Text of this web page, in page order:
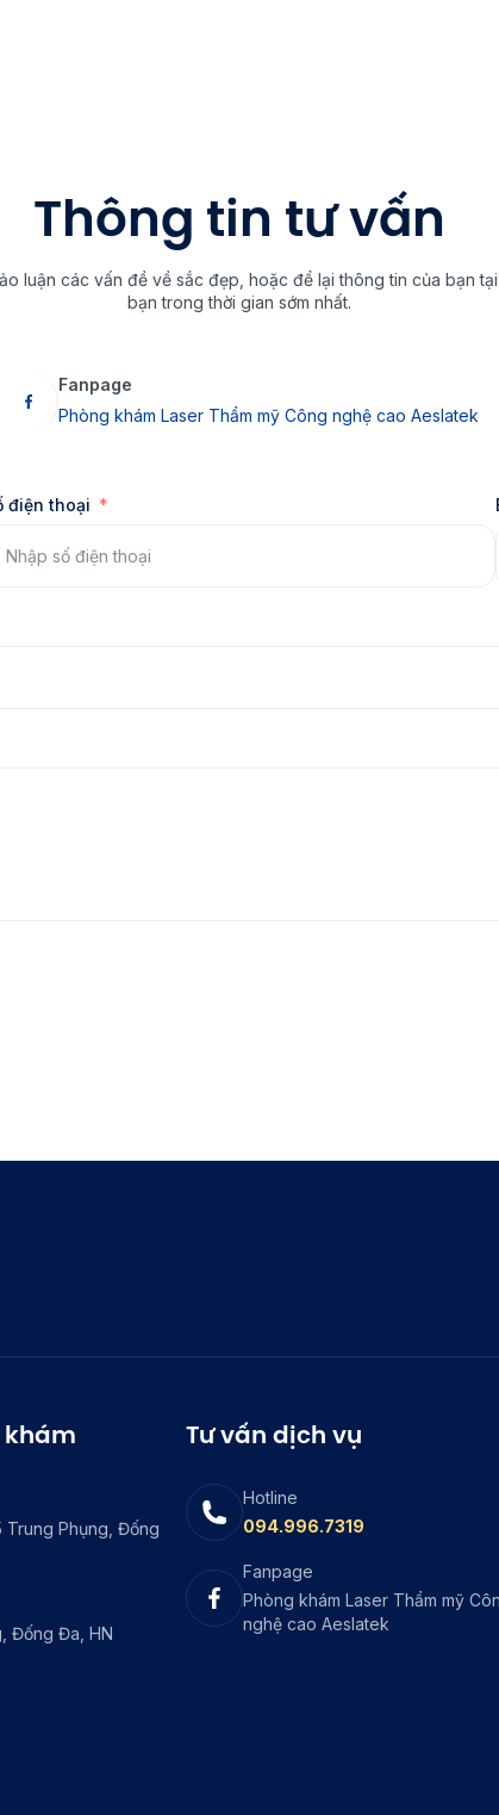
Thông tin tư vấn
luận các vấn đề về sắc đẹp, hoặc để lại thông tin của bạn
bạn trong thời gian sớm nhất.
Fanpage
Phòng khám Laser Thẩm mỹ Công nghệ cao Aeslatek
điện thoại
Trung Phụng, Đống
Đống Đa, HN
Tư vấn dịch vụ
Hotline
094.996.7319
Fanpage
Phòng khám Laser Thẩm mỹ
nghệ cao Aeslatek